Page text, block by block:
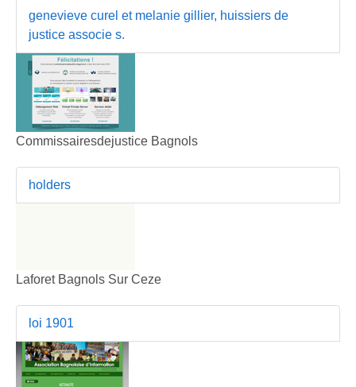
genevieve curel et melanie gillier, huissiers de
justice associe s.
Commissairesdejustice Bagnols
holders
Laforet Bagnols Sur Ceze
loi 1901